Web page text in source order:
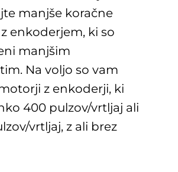
manjše koračne
enkoderjem, ki so
manjšim
Na voljo so vam
z enkoderji, ki
400 pulzov/vrtljaj ali
vrtljaj, z ali brez